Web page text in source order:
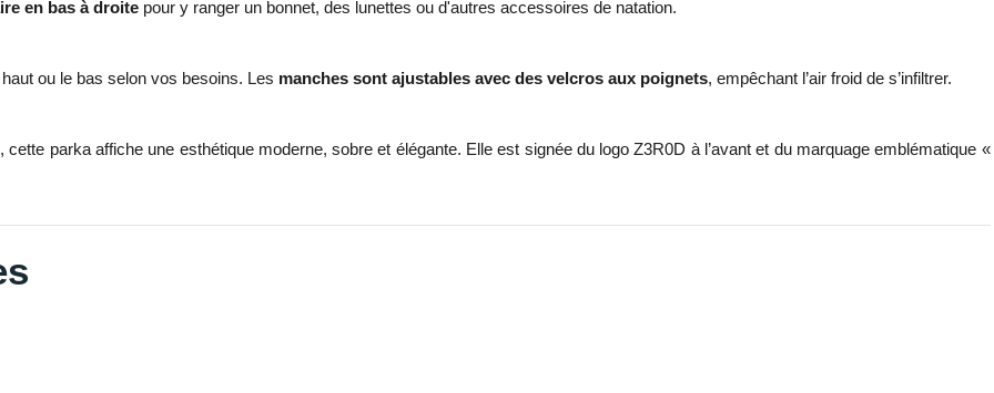
en bas à droitepour y ranger un bonnet, des lunettes ou d'autres accessoires de natation.
ou le bas selon vos besoins. Les manches sont ajustables avec des velcros aux poignets, empêchant l’air froid de s’infiltrer.
, cette parka affiche une esthétique moderne, sobre et élégante. Elle est signée du logo Z3R0D à l’avant et du marquage emblématique «